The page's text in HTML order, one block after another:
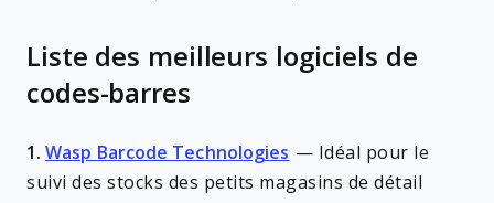
Liste des meilleurs logiciels de
codes-barres
1. Wasp Barcode Technologies — Idéal pour le
suivi des stocks des petits magasins de détail